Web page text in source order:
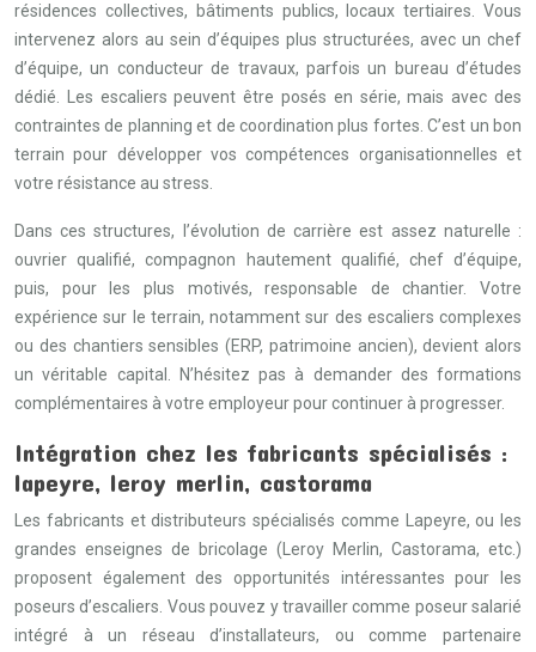
résidences collectives, bâtiments publics, locaux tertiaires. Vous
intervenez alors au sein d’équipes plus structurées, avec un chef
d’équipe, un conducteur de travaux, parfois un bureau d’études
dédié. Les escaliers peuvent être posés en série, mais avec des
contraintes de planning et de coordination plus fortes. C’est un bon
terrain pour développer vos compétences organisationnelles et
votre résistance au stress.
Dans ces structures, l’évolution de carrière est assez naturelle :
ouvrier qualifié, compagnon hautement qualifié, chef d’équipe,
puis, pour les plus motivés, responsable de chantier. Votre
expérience sur le terrain, notamment sur des escaliers complexes
ou des chantiers sensibles (ERP, patrimoine ancien), devient alors
un véritable capital. N’hésitez pas à demander des formations
complémentaires à votre employeur pour continuer à progresser.
Intégration chez les fabricants spécialisés :
lapeyre, leroy merlin, castorama
Les fabricants et distributeurs spécialisés comme Lapeyre, ou les
grandes enseignes de bricolage (Leroy Merlin, Castorama, etc.)
proposent également des opportunités intéressantes pour les
poseurs d’escaliers. Vous pouvez y travailler comme poseur salarié
intégré à un réseau d’installateurs, ou comme partenaire